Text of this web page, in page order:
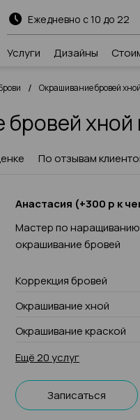
Ежедневно с 10 до 22
Услуги Дизайны
/ Окрашивание бровей хной
По отзывам
Анастасия (+300 р к
Мастер по
окрашивание бровей
Коррекция бровей
Окрашивание хной
Окрашивание краской
Ещё 20 услуг
Записаться